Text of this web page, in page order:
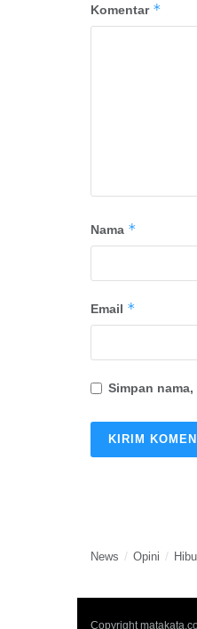
Komentar *
Nama *
Email *
Simpan
News Opini
Copyright